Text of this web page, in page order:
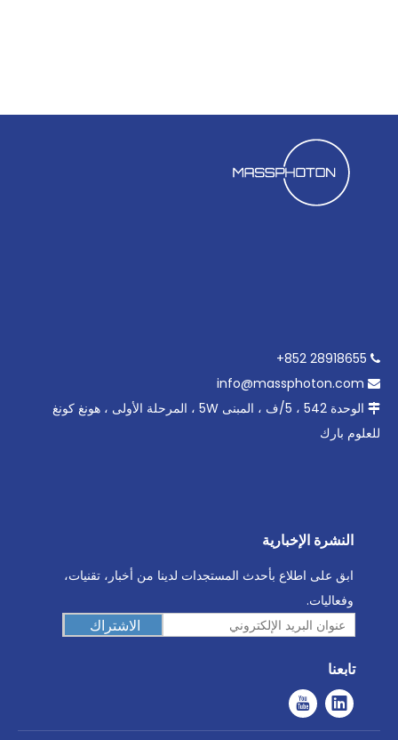



الوحدة 542 ، 5/ف ، المبنى 5W ، المرحلة الأولى ، هونغ كونغ
للعلوم بارك
النشرة الإخبارية
ابق على اطلاع بأحدث المستجدات لدينا من أخبار، تقنيات،
وفعاليات.
الاشتراك
تابعنا